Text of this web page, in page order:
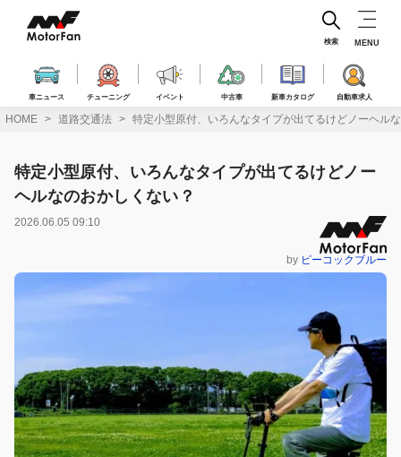
ス
車ニュース チューニング イベント 中古車 新車カタログ 自動車求人
検索 MENU
HOME 道路交通法 特定小型原付、いろんなタイプが出てるけどノーヘル
特定小型原付、いろんなタイプが出てるけどノー
ヘルなのおかしくない？
2026.06.05 09:10
by ピーコックブルー